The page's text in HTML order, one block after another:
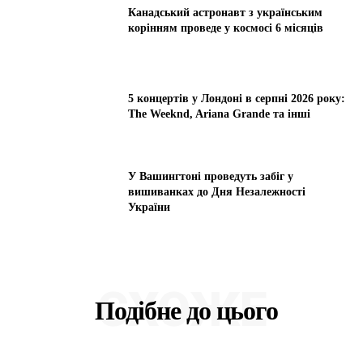
Канадський астронавт з українським
корінням проведе у космосі 6 місяців
5 концертів у Лондоні в серпні 2026 року:
The Weeknd, Ariana Grande та інші
У Вашингтоні проведуть забіг у
вишиванках до Дня Незалежності
України
Подібне до цього
СХОЖЕ